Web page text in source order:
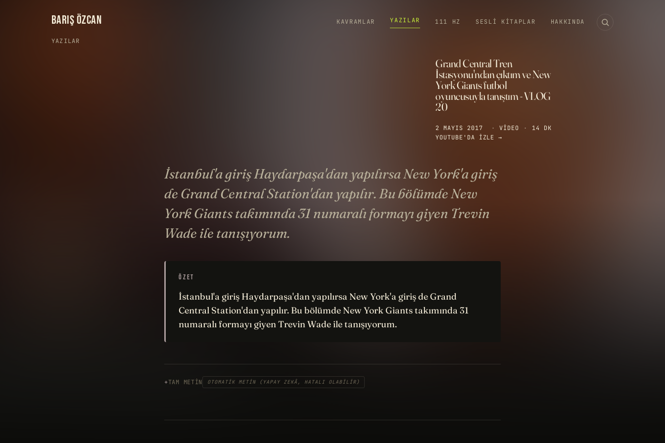
BARIŞ ÖZCAN KAVRAMLAR YAZILAR 111 HZ SESLI KITAPLAR HAKKINDA
YAZILAR
Grand Central Tren
İstasyonu'ndan çıktım ve New
York Giants futbol
oyuncusuyla tanıştım - VLOG
20
2 MAYIS 2017 · VIDEO ·
14 DK
YOUTUBE'DA IZLE →
İstanbul'a giriş Haydarpaşa'dan yapılırsa New York'a giriş
de Grand Central Station'dan yapılır. Bu bölümde New
York Giants takımında 31 numaralı formayı giyen Trevin
Wade ile tanışıyorum.
ÖZET
İstanbul'a giriş Haydarpaşa'dan yapılırsa New York'a giriş de Grand
Central Station'dan yapılır. Bu bölümde New York Giants takımında 31
numaralı formayı giyen Trevin Wade ile tanışıyorum.
TAM METIN OTOMATIK METIN (YAPAY ZEKÂ, HATALI OLABILIR)